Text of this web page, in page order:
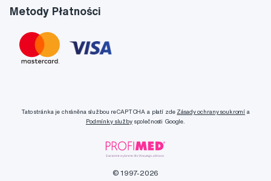
Metody Płatności
Tato stránka je chráněna službou reCAPTCHA a platí zde Zásady ochrany soukromí a
Podmínky službyspolečnosti Google.
© 1997-2026